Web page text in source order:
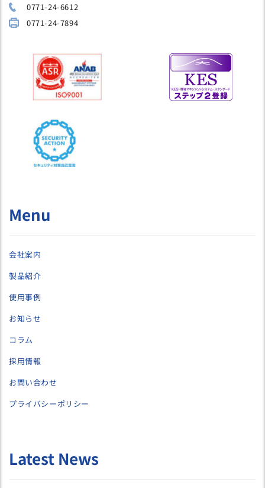
0771-24-6612
0771-24-7894
Menu
会社案内
製品紹介
使用事例
お知らせ
コラム
採用情報
お問い合わせ
プライバシーポリシー
Latest News